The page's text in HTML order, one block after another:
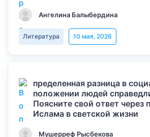
Ангелина Балыбердина
Литература 10 мая, 2026
пределенная разница в
положении людей
Поясните свой ответ через
Ислама в светской жизни
Мушерреф Рысбекова